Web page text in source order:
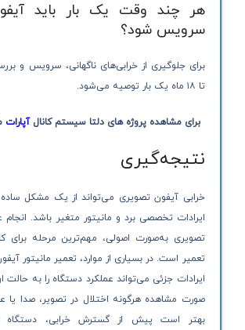
هر چند وقت یک بار باید
سرویس شود؟
تا ۱۸ ماه یک بار توصیه می‌شود.
برای مشاهده پروژه های دلتا سیستم کانالآپارات
نتیجه‌گیری
خرابی آیفون تصویری می‌تواند از یک مشکل
ایرادات تخصصی برد و مانیتور متغیر باشد.
تصویری به‌صورت اصولی، مهم‌ترین مرحله برای
تعمیر است. در بسیاری از موارد، تعمیر مانیتور
ایرادات جزئی می‌تواند عملکرد دستگاه را به حالت
صورت مشاهده هرگونه اختلال در تصویر، صدا یا
بهتر است پیش از گسترش خرابی، دستگاه